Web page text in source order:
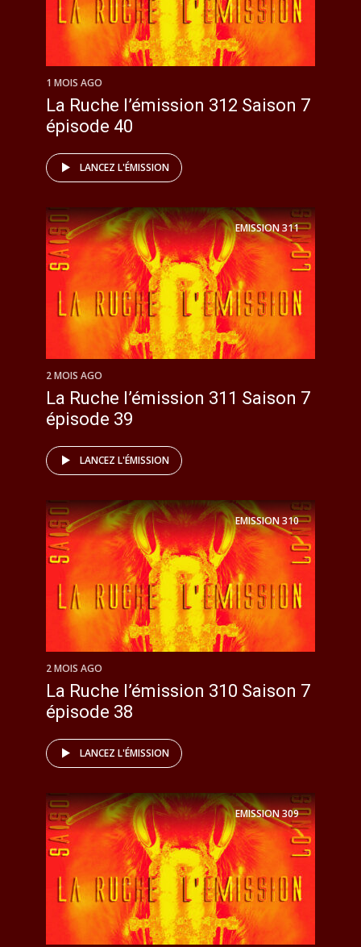
1 MOIS AGO
La Ruche l’émission 312 Saison 7
épisode 40
LANCEZ L'ÉMISSION
EMISSION311
2 MOIS AGO
La Ruche l’émission 311 Saison 7
épisode 39
LANCEZ L'ÉMISSION
EMISSION310
2 MOIS AGO
La Ruche l’émission 310 Saison 7
épisode 38
LANCEZ L'ÉMISSION
EMISSION309